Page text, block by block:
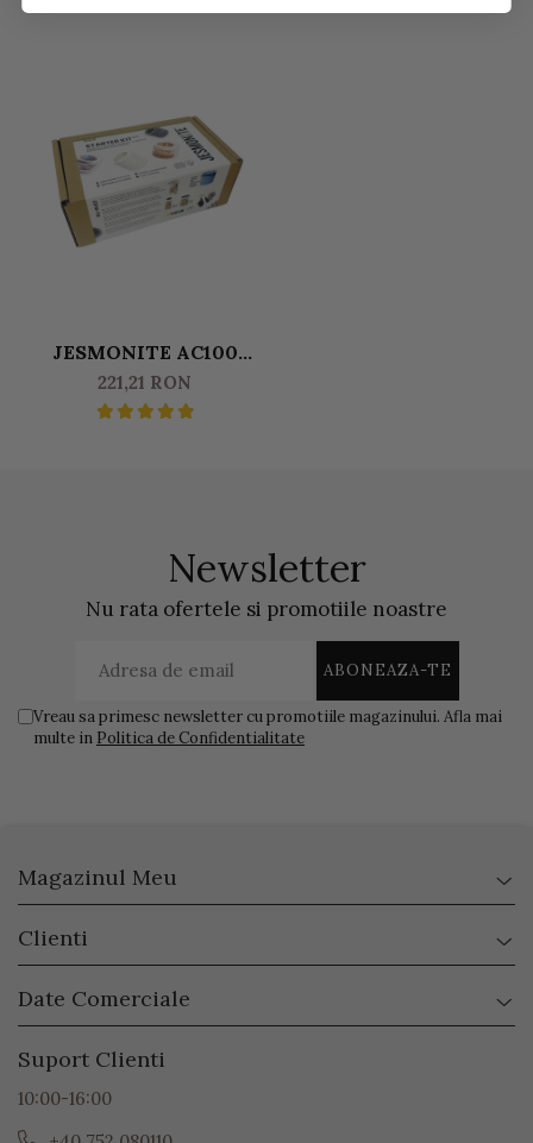
JESMONITE AC100
MINIKIT - RECIPIENT
221,21 RON
Newsletter
Nu rata ofertele si promotiile noastre
Vreau sa primesc newsletter cu promotiile magazinului. Afla mai
multe in Politica de Confidentialitate
Magazinul Meu
Clienti
Date Comerciale
Suport Clienti
10:00-16:00